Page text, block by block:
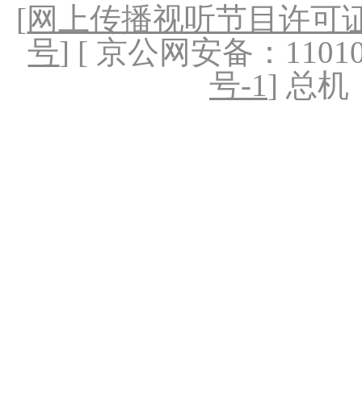
[网上传播视听节目许可
号] [ 京公网安备：
号-1] 总机